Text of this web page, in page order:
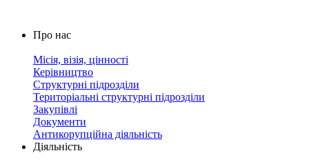
Про нас
Місія, візія, цінності
Керівництво
Структурні підрозділи
Територіальні структурні підрозділи
Закупівлі
Документи
Антикорупційна діяльність
Діяльність